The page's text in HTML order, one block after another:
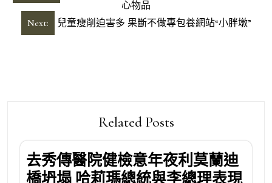
章
心物品
Next:
兒童瘦削迫害多 果斷不做專包養網站“小胖墩”
Related Posts
去秀傳醫院健檢意年夜利莫蘭迪
橋坍塌 哈莉瑪總統與李總理表現